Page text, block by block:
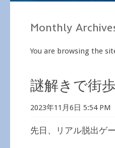
Monthly
You are browsing the
謎解きで街
2023年11月6日 5:54 PM
先日、リアル脱出ゲ